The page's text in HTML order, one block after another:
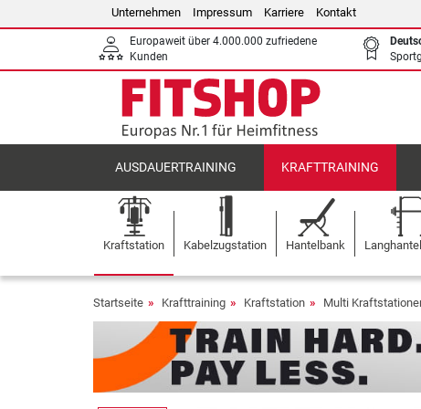
Unternehmen Impressum Karriere Kontakt
Europaweit über 4.000.000 zufriedene
Kunden
AUSDAUERTRAINING KRAFTTRAINING
Kraftstation Kabelzugstation Hantelbank
Startseite Krafttraining Kraftstation Multi